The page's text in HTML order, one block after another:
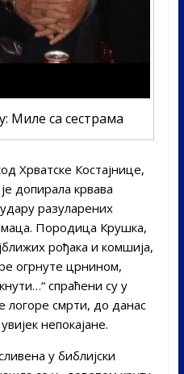
Миле са сестрама
Хрватске Костајнице,
допирала крвава
разуларених
Породица Крушка,
рођака и комшија,
огрнуте црнином,
спраћени су у
логоре смрти, до данас
непокајане.
у библијски